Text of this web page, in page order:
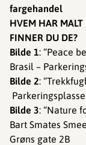
fargehandel
HVEM HAR MALT
FINNER DU DE?
Bilde 1: “Peace
Brasil –
Bilde 2:
Bilde 3: “Nature
Bart Smates
Grøns gate 2B